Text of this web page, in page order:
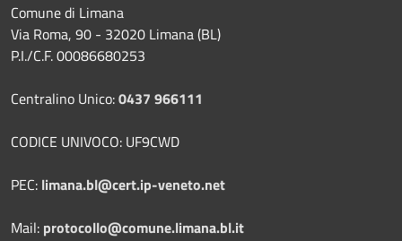
Comune di Limana
Via Roma, 90 - 32020 Limana (BL)
P.I./C.F. 00086680253
Centralino Unico:0437 966111
CODICE UNIVOCO: UF9CWD
PEC: limana.bl@cert.ip-veneto.net
Mail: protocollo@comune.limana.bl.it